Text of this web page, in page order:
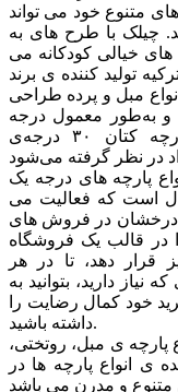
متنوع خود می تواند
چیلک با طرح های به
خیالی کودکانه می
تولید کننده ی برند
مبل و پرده طراحی
و به‌طور معمول درجه
حرارت مناسب آب برای شستشوی پارچه کتان ۳۰ درجه‌ی
پارچه های درجه یک
است که فعالیت می
درخشان در فروش های
در قالب یک فروشگاه
قرار دهد، تا در هر
دارید، بتوانید به
خود کمال رضایت را
داشته باشید.
پارچه ی مبل، روتختی،
ی انواع پارچه ها در